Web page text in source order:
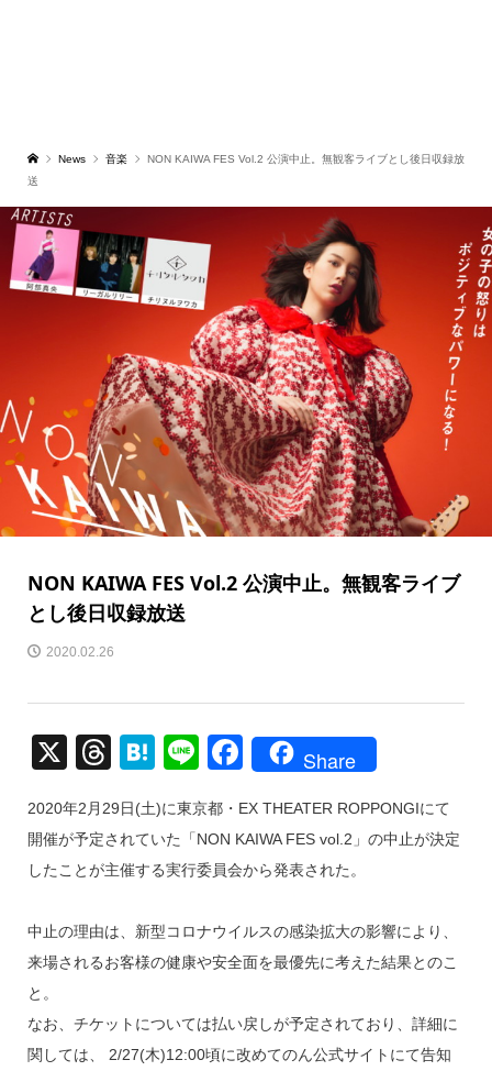
News 音楽
NON KAIWA FES Vol.2 公演中止。無観客ライブとし後日収録放
送
NON KAIWA FES Vol.2 公演中止。無観客ライブ
とし後日収録放送
2020.02.26
X
T
e
a
s
H
e
n
Li
e
F
c
e
o
o
Share
2020年2月29日(土)に東京都・EX THEATER ROPPONGIにて
開催が予定されていた「NON KAIWA FES vol.2」の中止が決定
したことが主催する実行委員会から発表された。
中止の理由は、新型コロナウイルスの感染拡大の影響により、
来場されるお客様の健康や安全面を最優先に考えた結果とのこ
と。
なお、チケットについては払い戻しが予定されており、詳細に
関しては、 2/27(木)12:00頃に改めてのん公式サイトにて告知